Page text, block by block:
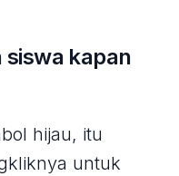
kapan
hijau, itu
untuk